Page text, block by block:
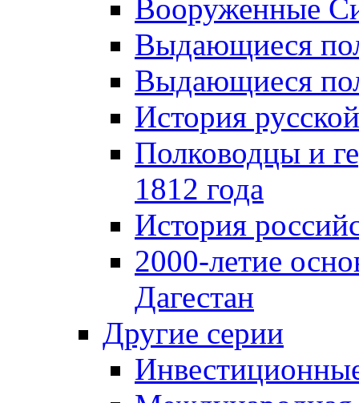
Вооруженные
Выдающиеся
Выдающиеся
История
Полководцы и
1812 года
История
2000-летие
Дагестан
Другие серии